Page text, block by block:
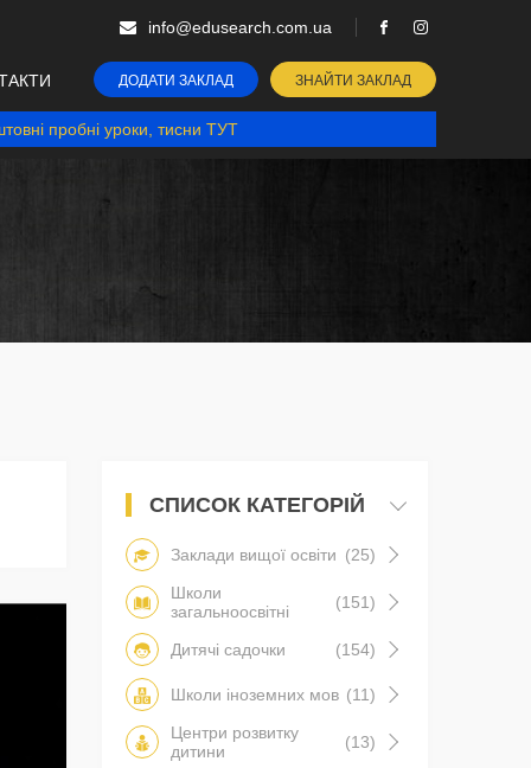
info@edusearch.com.ua
ДОДАТИ ЗАКЛАД ЗНАЙТИ ЗАКЛАД
пробні уроки, тисни ТУТ
СПИСОК КАТЕГОРІЙ
Заклади вищої освіти (25)
Школи
загальноосвітні
(151)
Дитячі садочки (154)
Школи іноземних мов (11)
Центри розвитку
дитини
(13)